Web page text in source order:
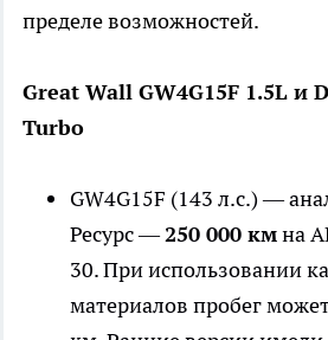
пределе возможностей.
Great Wall GW4G15F 1.5L и
Turbo
GW4G15F (143 л.с.) —
Ресурс —250 000 кмна
30. При использовании
материалов пробег